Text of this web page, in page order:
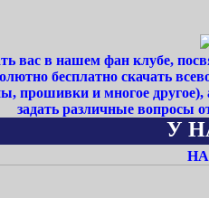
вас в нашем фан клубе,
бесплатно скачать
прошивки и многое
задать различные вопросы
У